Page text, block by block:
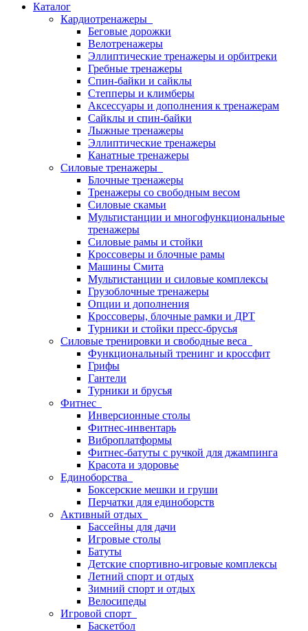
Каталог
Кардиотренажеры
Беговые дорожки
Велотренажеры
Эллиптические тренажеры и орбитреки
Гребные тренажеры
Спин-байки и сайклы
Степперы и климберы
Аксессуары и дополнения к тренажерам
Сайклы и спин-байки
Лыжные тренажеры
Эллиптические тренажеры
Канатные тренажеры
Силовые тренажеры
Блочные тренажеры
Тренажеры со свободным весом
Силовые скамьи
Мультистанции и многофункциональные
тренажеры
Силовые рамы и стойки
Кроссоверы и блочные рамы
Машины Смита
Мультистанции и силовые комплексы
Грузоблочные тренажеры
Опции и дополнения
Кроссоверы, блочные рамки и ДРТ
Турники и стойки пресс-брусья
Силовые тренировки и свободные веса
Функциональный тренинг и кроссфит
Грифы
Гантели
Турники и брусья
Фитнес
Инверсионные столы
Фитнес-инвентарь
Виброплатформы
Фитнес-батуты с ручкой для джампинга
Красота и здоровье
Единоборства
Боксерские мешки и груши
Перчатки для единоборств
Активный отдых
Бассейны для дачи
Игровые столы
Батуты
Детские спортивно-игровые комплексы
Летний спорт и отдых
Зимний спорт и отдых
Велосипеды
Игровой спорт
Баскетбол